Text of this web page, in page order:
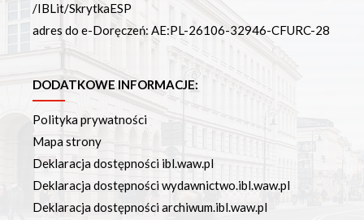
/IBLit/SkrytkaESP
adres do e-Doręczeń: AE:PL-26106-32946-CFURC-28
DODATKOWE INFORMACJE:
Polityka prywatności
Mapa strony
Deklaracja dostępności ibl.waw.pl
Deklaracja dostępności wydawnictwo.ibl.waw.pl
Deklaracja dostępności archiwum.ibl.waw.pl